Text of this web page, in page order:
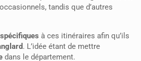
tandis que d’autres
à ces itinéraires afin qu’ils
. L’idée étant de mettre
dans le département.